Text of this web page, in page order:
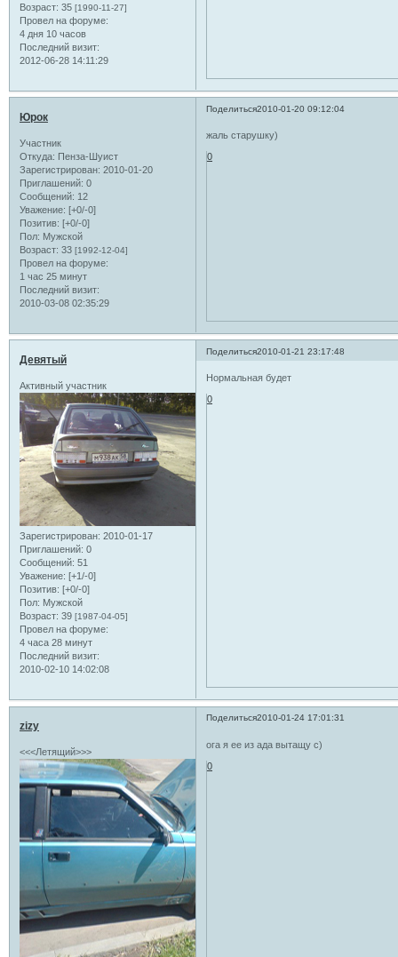
Возраст: 35 [1990-11-27]
Провел на форуме:
4 дня 10 часов
Последний визит:
2012-06-28 14:11:29
Поделиться2010-01-20 09:12:04
Юрок
Участник
Откуда: Пенза-Шуист
Зарегистрирован: 2010-01-20
Приглашений: 0
Сообщений: 12
Уважение: [+0/-0]
Позитив: [+0/-0]
Пол: Мужской
Возраст: 33 [1992-12-04]
Провел на форуме:
1 час 25 минут
Последний визит:
2010-03-08 02:35:29
жаль старушку)
0
Поделиться2010-01-21 23:17:48
Девятый
Активный участник
Зарегистрирован: 2010-01-17
Приглашений: 0
Сообщений: 51
Уважение: [+1/-0]
Позитив: [+0/-0]
Пол: Мужской
Возраст: 39 [1987-04-05]
Провел на форуме:
4 часа 28 минут
Последний визит:
2010-02-10 14:02:08
Нормальная будет
0
Поделиться2010-01-24 17:01:31
zizy
<<<Летящий>>>
ога я ее из ада вытащу с)
0